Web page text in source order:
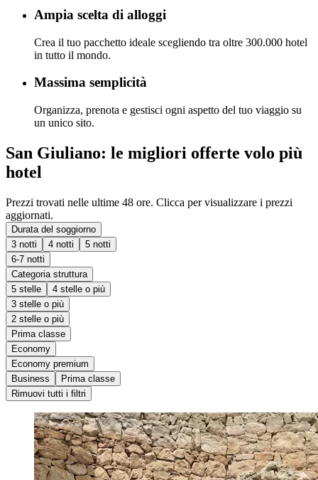
Ampia scelta di alloggi
Crea il tuo pacchetto ideale scegliendo tra oltre 300.000 hotel
in tutto il mondo.
Massima semplicità
Organizza, prenota e gestisci ogni aspetto del tuo viaggio su
un unico sito.
San Giuliano: le migliori offerte volo più
hotel
Prezzi trovati nelle ultime 48 ore. Clicca per visualizzare i prezzi
aggiornati.
Durata del soggiorno
3 notti
4 notti
5 notti
6-7 notti
Categoria struttura
5 stelle
4 stelle o più
3 stelle o più
2 stelle o più
Prima classe
Economy
Economy premium
Business
Prima classe
Rimuovi tutti i filtri